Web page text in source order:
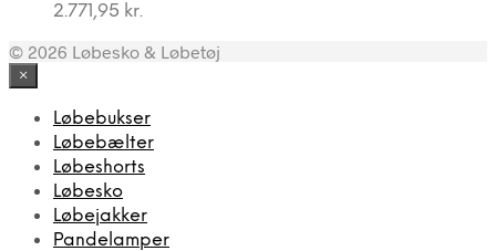
2.771,95 kr.
© 2026 Løbesko & Løbetøj
×
Løbebukser
Løbebælter
Løbeshorts
Løbesko
Løbejakker
Pandelamper